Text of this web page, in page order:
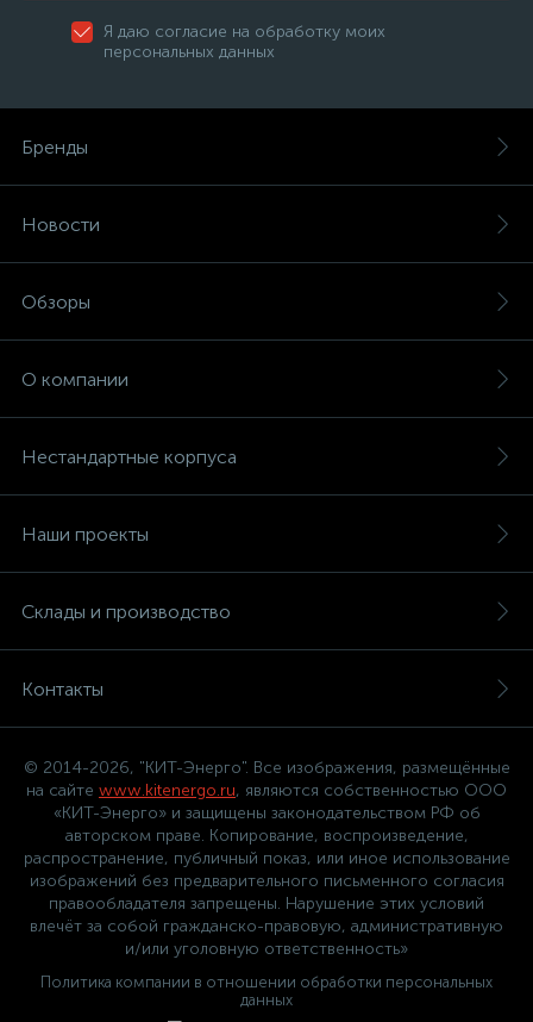
Я даю согласие на обработку моих
персональных данных
Бренды
Новости
Обзоры
О компании
Нестандартные корпуса
Наши проекты
Склады и производство
Контакты
© 2014-2026, "КИТ-Энерго". Все изображения, размещённые
на сайте www.kitenergo.ru, являются собственностью ООО
«КИТ-Энерго» и защищены законодательством РФ об
авторском праве. Копирование, воспроизведение,
распространение, публичный показ, или иное использование
изображений без предварительного письменного согласия
правообладателя запрещены. Нарушение этих условий
влечёт за собой гражданско-правовую, административную
и/или уголовную ответственность»
Политика компании в отношении обработки персональных
данных